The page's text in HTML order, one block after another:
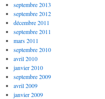
septembre 2013
septembre 2012
décembre 2011
septembre 2011
mars 2011
septembre 2010
avril 2010
janvier 2010
septembre 2009
avril 2009
janvier 2009